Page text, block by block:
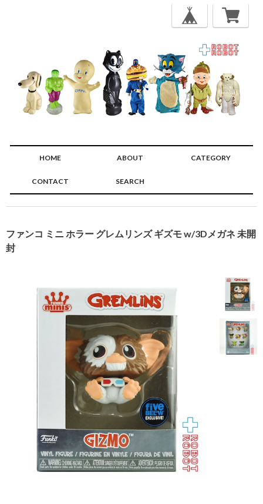
HOME ABOUT CATEGORY
CONTACT SEARCH
ファンコ ミニ ホラー グレムリンズ ギズモ w/3Dメガネ 未開
封